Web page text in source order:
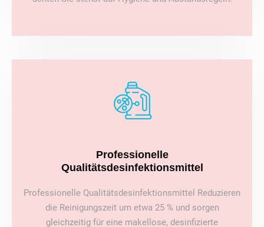
Professionelle
Qualitätsdesinfektionsmittel
Professionelle Qualitätsdesinfektionsmittel Reduzieren
die Reinigungszeit um etwa 25 % und sorgen
gleichzeitig für eine makellose, desinfizierte